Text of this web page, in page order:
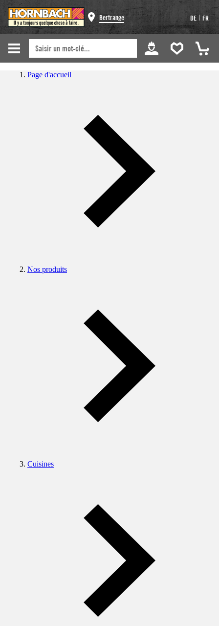
Bertrange DE | FR
Page d'accueil
Nos produits
Cuisines